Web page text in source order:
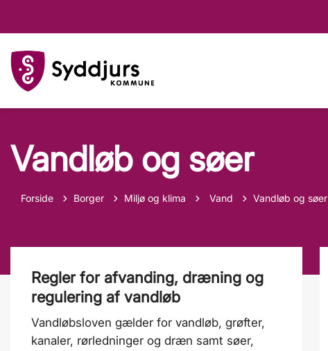
Vandløb og søer
Forside Borger Miljø og klima Tilbage til
Vand Vandløb og søer
Regler for afvanding, dræning og
regulering af vandløb
Vandløbsloven gælder for vandløb, grøfter,
kanaler, rørledninger og dræn samt søer,